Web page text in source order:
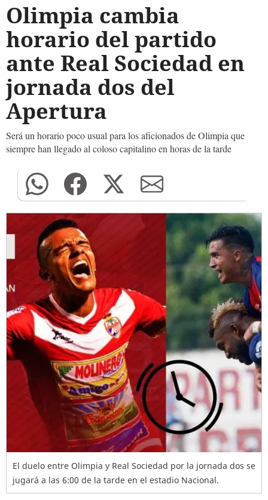
Olimpia cambia
horario del partido
ante Real Sociedad en
jornada dos del
Apertura
Será un horario poco usual para los aficionados de Olimpia que
siempre han llegado al coloso capitalino en horas de la tarde
El duelo entre Olimpia y Real Sociedad por la jornada dos se
jugará a las 6:00 de la tarde en el estadio Nacional.